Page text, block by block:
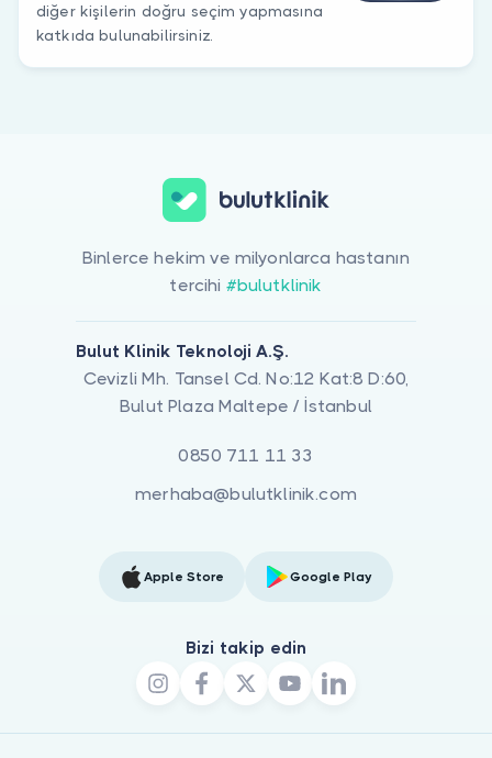
diğer kişilerin doğru seçim yapmasına
katkıda bulunabilirsiniz.
Binlerce hekim ve milyonlarca hastanın
tercihi #bulutklinik
Bulut Klinik Teknoloji A.Ş.
Cevizli Mh. Tansel Cd. No:12 Kat:8 D:60,
Bulut Plaza Maltepe / İstanbul
0850 711 11 33
merhaba@bulutklinik.com
Apple Store Google Play
Bizi takip edin